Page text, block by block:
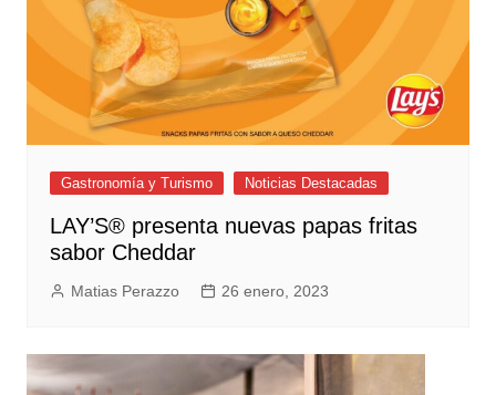
Gastronomía y Turismo Noticias Destacadas
LAY’S® presenta nuevas papas fritas
sabor Cheddar
Matias Perazzo 26 enero, 2023